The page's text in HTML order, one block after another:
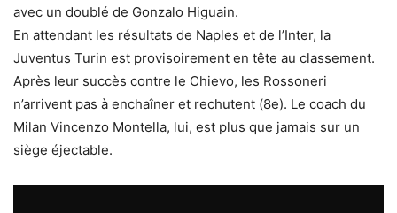
avec un doublé de Gonzalo Higuain.
En attendant les résultats de Naples et de l’Inter, la
Juventus Turin est provisoirement en tête au classement.
Après leur succès contre le Chievo, les Rossoneri
n’arrivent pas à enchaîner et rechutent (8e). Le coach du
Milan Vincenzo Montella, lui, est plus que jamais sur un
siège éjectable.